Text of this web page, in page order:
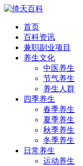
首页
百科资讯
兼职副业项目
养生文化
中医养生
节气养生
养生人群
四季养生
春季养生
夏季养生
秋季养生
冬季养生
日常养生
运动养生